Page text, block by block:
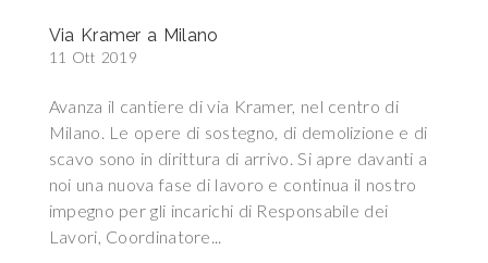
Via Kramer a Milano
11 Ott 2019
Avanza il cantiere di via Kramer, nel centro di
Milano. Le opere di sostegno, di demolizione e di
scavo sono in dirittura di arrivo. Si apre davanti a
noi una nuova fase di lavoro e continua il nostro
impegno per gli incarichi di Responsabile dei
Lavori, Coordinatore...